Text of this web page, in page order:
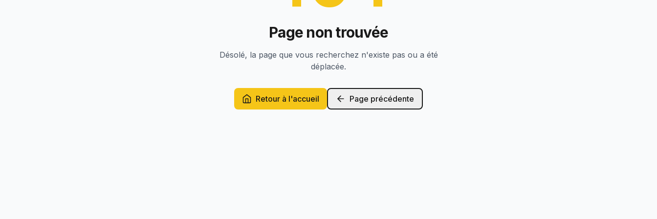
Page non trouvée
Désolé, la page que vous recherchez n'existe pas ou a été
déplacée.
Retour à l'accueil Page précédente